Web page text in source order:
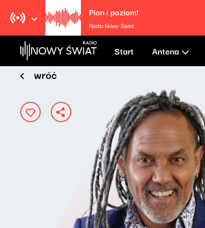
Pion i poziom!
Radio Nowy Świat
Start Antena
wróć